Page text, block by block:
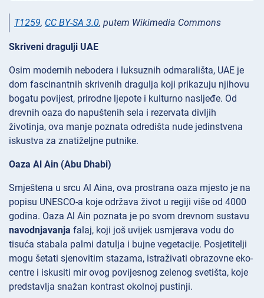
T1259, CC BY-SA 3.0, putem Wikimedia Commons
Skriveni dragulji UAE
Osim modernih nebodera i luksuznih odmarališta, UAE je
dom fascinantnih skrivenih dragulja koji prikazuju njihovu
bogatu povijest, prirodne ljepote i kulturno nasljeđe. Od
drevnih oaza do napuštenih sela i rezervata divljih
životinja, ova manje poznata odredišta nude jedinstvena
iskustva za znatiželjne putnike.
Oaza Al Ain (Abu Dhabi)
Smještena u srcu Al Aina, ova prostrana oaza mjesto je na
popisu UNESCO-a koje održava život u regiji više od 4000
godina. Oaza Al Ain poznata je po svom drevnom sustavu
navodnjavanja falaj, koji još uvijek usmjerava vodu do
tisuća stabala palmi datulja i bujne vegetacije. Posjetitelji
mogu šetati sjenovitim stazama, istraživati obrazovne eko-
centre i iskusiti mir ovog povijesnog zelenog svetišta, koje
predstavlja snažan kontrast okolnoj pustinji.